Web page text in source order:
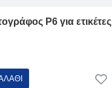
P6 για ετικέτες